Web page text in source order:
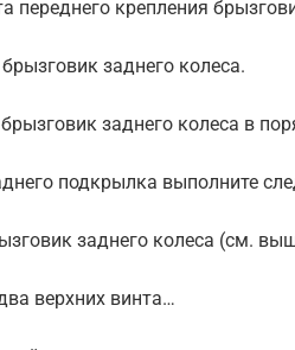
переднего крепления
заднего колеса.
заднего колеса в
подкрылка выполните
заднего колеса (см.
верхних винта…